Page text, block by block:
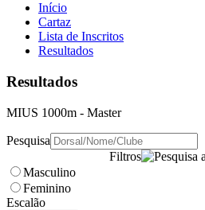
Início
Cartaz
Lista de Inscritos
Resultados
Resultados
MIUS 1000m - Master
Pesquisa
Filtros
Masculino
Feminino
Escalão